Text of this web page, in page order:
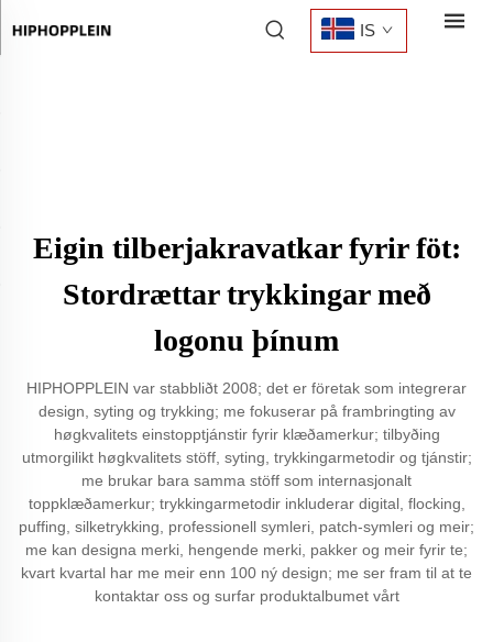
IS
Eigin tilberjakravatkar fyrir föt:
Stordrættar trykkingar með
logonu þínum
HIPHOPPLEIN var stabbliðt 2008; det er företak som integrerar
design, syting og trykking; me fokuserar på frambringting av
høgkvalitets einstopptjánstir fyrir klæðamerkur; tilbyðing
utmorgilikt høgkvalitets stöff, syting, trykkingarmetodir og tjánstir;
me brukar bara samma stöff som internasjonalt
toppklæðamerkur; trykkingarmetodir inkluderar digital, flocking,
puffing, silketrykking, professionell symleri, patch-symleri og meir;
me kan designa merki, hengende merki, pakker og meir fyrir te;
kvart kvartal har me meir enn 100 ný design; me ser fram til at te
kontaktar oss og surfar produktalbumet vårt